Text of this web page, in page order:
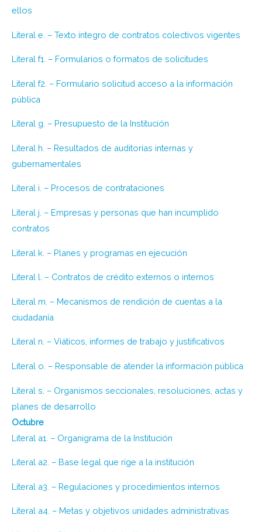
ellos
Literal e. – Texto íntegro de contratos colectivos vigentes
Literal f1. – Formularios o formatos de solicitudes
Literal f2. – Formulario solicitud acceso a la información
pública
Literal g. – Presupuesto de la Institución
Literal h. – Resultados de auditorías internas y
gubernamentales
Literal i. – Procesos de contrataciones
Literal j. – Empresas y personas que han incumplido
contratos
Literal k. – Planes y programas en ejecución
Literal l. – Contratos de crédito externos o internos
Literal m. – Mecanismos de rendición de cuentas a la
ciudadanía
Literal n. – Viáticos, informes de trabajo y justificativos
Literal o. – Responsable de atender la información pública
Literal s. – Organismos seccionales, resoluciones, actas y
planes de desarrollo
Octubre
Literal a1. – Organigrama de la Institución
Literal a2. – Base legal que rige a la institución
Literal a3. – Regulaciones y procedimientos internos
Literal a4. – Metas y objetivos unidades administrativas